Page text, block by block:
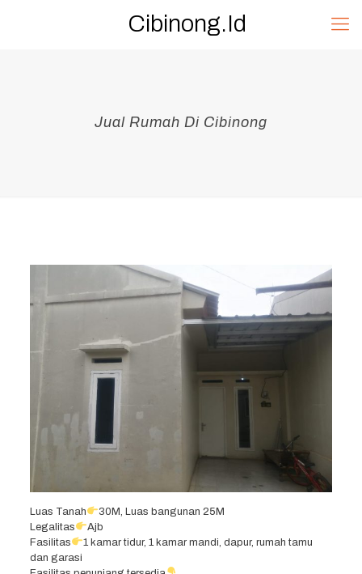
Cibinong.Id
Jual Rumah Di Cibinong
Luas Tanah
30M, Luas bangunan 25M
Legalitas
Ajb
Fasilitas
1 kamar tidur, 1 kamar mandi, dapur, rumah tamu
dan garasi